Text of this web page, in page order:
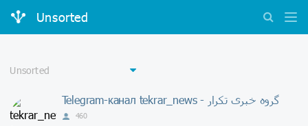
Unsorted
Telegram-канал tekrar_news - گروه خبری تکرار
460